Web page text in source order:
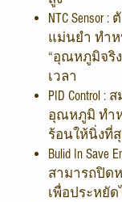
NTC
แม่นยำ ทำ
“อุณหภูมิจริง
เวลา
PID Control
อุณหภูมิ ทำ
ร้อนให้นิ่งที่
Bulid In Save
สามารถปิด
เพื่อประหยัด